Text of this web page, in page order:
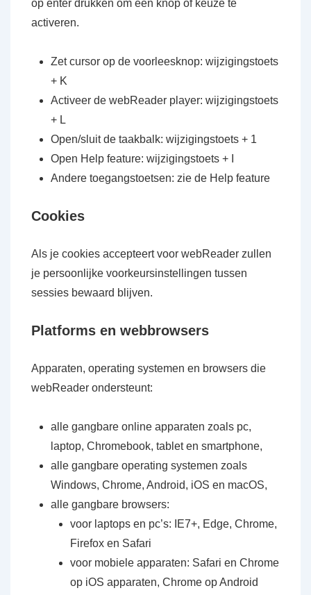
op enter drukken om een knop of keuze te
activeren.
Zet cursor op de voorleesknop: wijzigingstoets
+ K
Activeer de webReader player: wijzigingstoets
+ L
Open/sluit de taakbalk: wijzigingstoets + 1
Open Help feature: wijzigingstoets + I
Andere toegangstoetsen: zie de Help feature
Cookies
Als je cookies accepteert voor webReader zullen
je persoonlijke voorkeursinstellingen tussen
sessies bewaard blijven.
Platforms en webbrowsers
Apparaten, operating systemen en browsers die
webReader ondersteunt:
alle gangbare online apparaten zoals pc,
laptop, Chromebook, tablet en smartphone,
alle gangbare operating systemen zoals
Windows, Chrome, Android, iOS en macOS,
alle gangbare browsers:
voor laptops en pc’s: IE7+, Edge, Chrome,
Firefox en Safari
voor mobiele apparaten: Safari en Chrome
op iOS apparaten, Chrome op Android